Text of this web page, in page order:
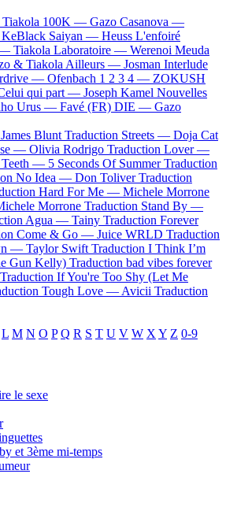
100K — Gazo Casanova —
KeBlack Saiyan — Heuss L'enfoiré
— Tiakola Laboratoire — Werenoi Meuda
& Tiakola Ailleurs — Josman Interlude
— Ofenbach 1 2 3 4 — ZOKUSH
qui part — Joseph Kamel Nouvelles
Urus — Favé (FR) DIE — Gazo
James Blunt Traduction Streets — Doja Cat
— Olivia Rodrigo Traduction Lover —
Teeth — 5 Seconds Of Summer Traduction
No Idea — Don Toliver Traduction
Hard For Me — Michele Morrone
Morrone Traduction Stand By —
Agua — Tainy Traduction Forever
Come & Go — Juice WRLD Traduction
— Taylor Swift Traduction I Think I’m
Gun Kelly) Traduction bad vibes forever
Traduction If You're Too Shy (Let Me
Tough Love — Avicii Traduction
L M N O P Q R S T U V W X Y Z 0-9
le sexe
et 3ème mi-temps